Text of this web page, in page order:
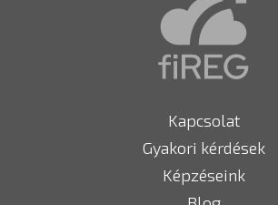
Kapcsolat
Gyakori kérdések
Képzéseink